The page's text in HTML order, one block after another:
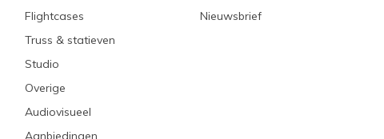
Flightcases
Truss & statieven
Studio
Overige
Audiovisueel
Aanbiedingen
Nieuwsbrief